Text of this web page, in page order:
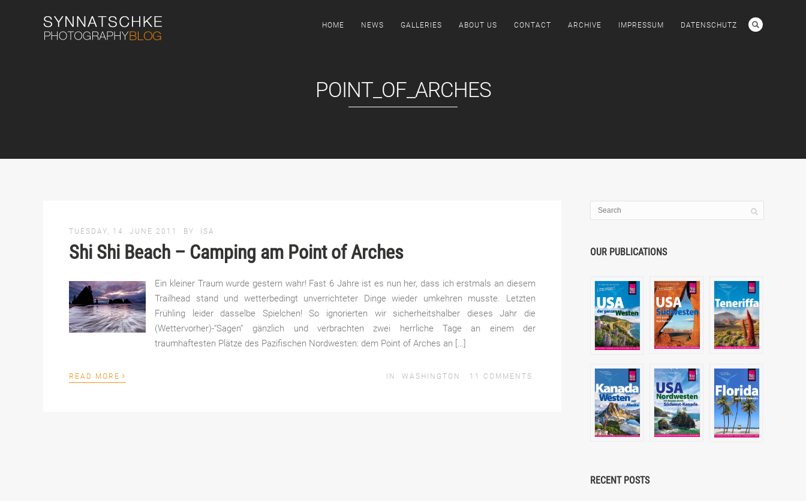
HOME NEWS GALLERIES ABOUT US CONTACT ARCHIVE IMPRESSUM DATENSCHUTZ
POINT_OF_ARCHES
TUESDAY, 14. JUNE 2011 BY ISA
Shi Shi Beach – Camping am Point of Arches
Ein kleiner Traum wurde gestern wahr! Fast 6 Jahre ist es nun her, dass ich erstmals an diesem
Trailhead stand und wetterbedingt unverrichteter Dinge wieder umkehren musste. Letzten
Frühling leider dasselbe Spielchen! So ignorierten wir sicherheitshalber dieses Jahr die
(Wettervorher)-“Sagen” gänzlich und verbrachten zwei herrliche Tage an einem der
traumhaftesten Plätze des Pazifischen Nordwesten: dem Point of Arches an […]
READ MORE › IN WASHINGTON 11 COMMENTS
OUR PUBLICATIONS
RECENT POSTS